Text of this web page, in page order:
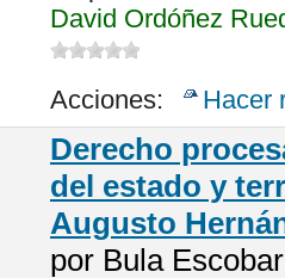
David Ordóñez
Acciones: Hacer
Derecho
del estado y
Augusto
por Bula